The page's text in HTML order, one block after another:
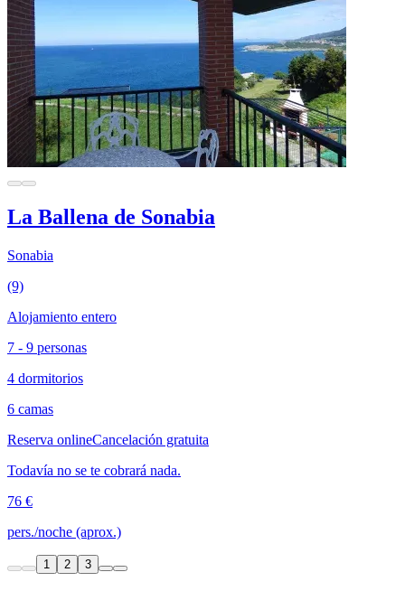
La Ballena de Sonabia
Sonabia
(9)
Alojamiento entero
7 - 9 personas
4 dormitorios
6 camas
Reserva onlineCancelación gratuita
Todavía no se te cobrará nada.
76 €
pers./noche (aprox.)
1 2 3